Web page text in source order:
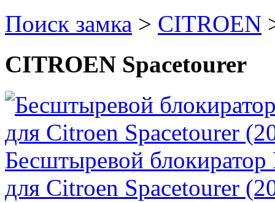
Поиск замка > CITROEN
CITROEN Spacetourer
Бесштыревой
для Citroen Spacetourer